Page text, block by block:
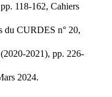
118-162, Cahiers
CURDES n° 20,
2021), pp. 226-
2024.